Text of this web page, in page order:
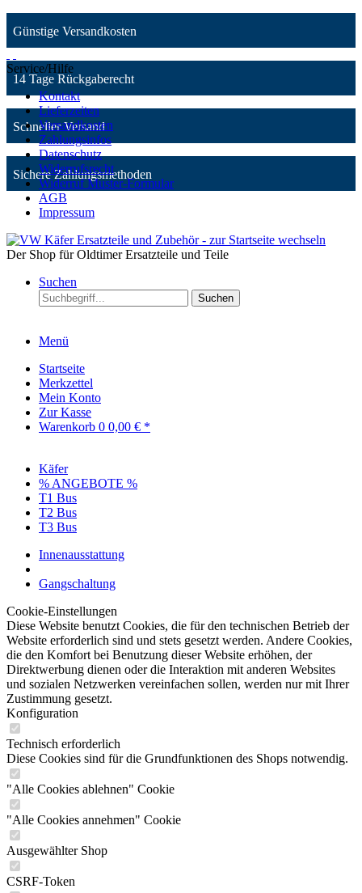
Günstige Versandkosten
14 Tage Rückgaberecht
Schneller Versand
Sichere Zahlungsmethoden
Service/Hilfe
Kontakt
Lieferzeiten
Versandkosten
Zahlungsinfos
Datenschutz
Widerrufsrecht
Widerruf Muster-Formular
AGB
Impressum
Der Shop für Oldtimer Ersatzteile und Teile
Suchen
Suchen
Menü
Startseite
Merkzettel
Mein Konto
Zur Kasse
Warenkorb 0 0,00 € *
Käfer
% ANGEBOTE %
T1 Bus
T2 Bus
T3 Bus
Innenausstattung
Gangschaltung
Cookie-Einstellungen
Diese Website benutzt Cookies, die für den technischen Betrieb der
Website erforderlich sind und stets gesetzt werden. Andere Cookies,
die den Komfort bei Benutzung dieser Website erhöhen, der
Direktwerbung dienen oder die Interaktion mit anderen Websites
und sozialen Netzwerken vereinfachen sollen, werden nur mit Ihrer
Zustimmung gesetzt.
Konfiguration
Technisch erforderlich
Diese Cookies sind für die Grundfunktionen des Shops notwendig.
"Alle Cookies ablehnen" Cookie
"Alle Cookies annehmen" Cookie
Ausgewählter Shop
CSRF-Token